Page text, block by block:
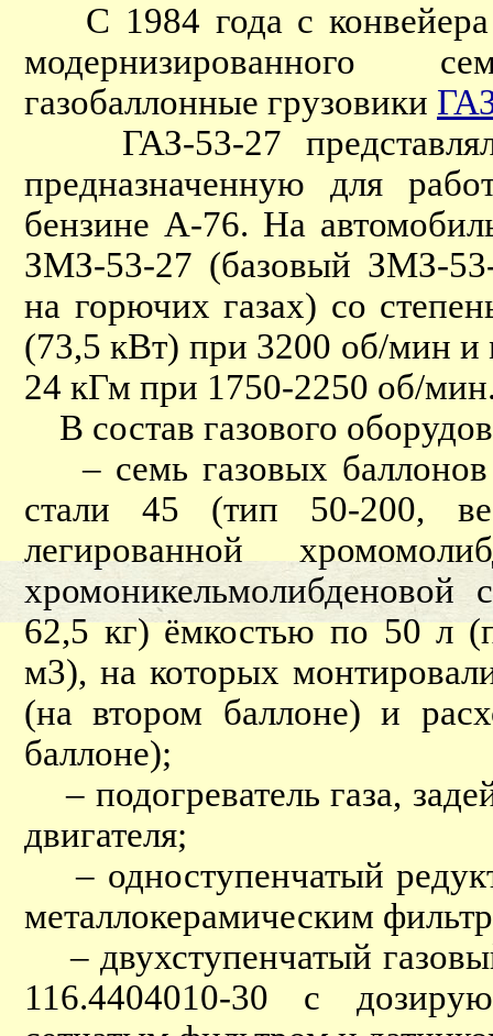
С 1984 года с конвейера
модернизированного
газобаллонные грузовики
ГАЗ-53-27
предназначенную для
бензине А-76. На
ЗМЗ-53-27 (базовый ЗМЗ-
на горючих газах) со
(73,5 кВт) при 3200 об/мин
24 кГм при 1750-2250 об/
В состав газового
– семь газовых баллонов
стали 45 (тип 50-200,
легированной
62,5 кг) ёмкостью по 50 л
м3), на которых
(на втором баллоне) и
баллоне);
– подогреватель газа,
двигателя;
– одноступенчатый
металлокерамическим
– двухступенчатый
116.4404010-30 с